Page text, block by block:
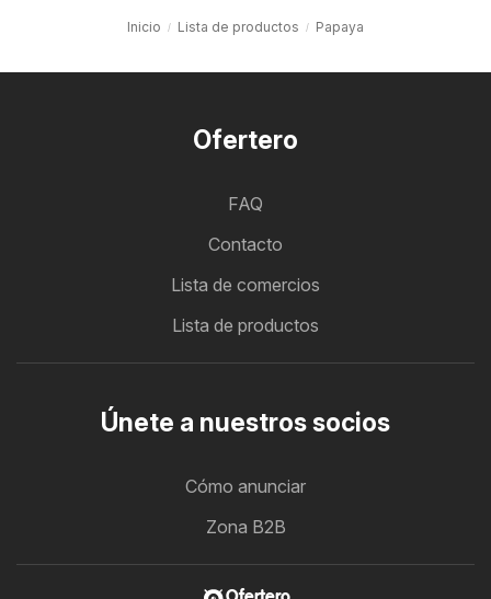
Inicio Lista de productos Papaya
Ofertero
FAQ
Contacto
Lista de comercios
Lista de productos
Únete a nuestros socios
Cómo anunciar
Zona B2B